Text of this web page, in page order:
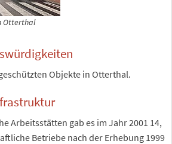
Otterthal
Objekte in Otterthal.
Arbeitsstätten gab es im Jahr 2001 14,
Betriebe nach der Erhebung 1999